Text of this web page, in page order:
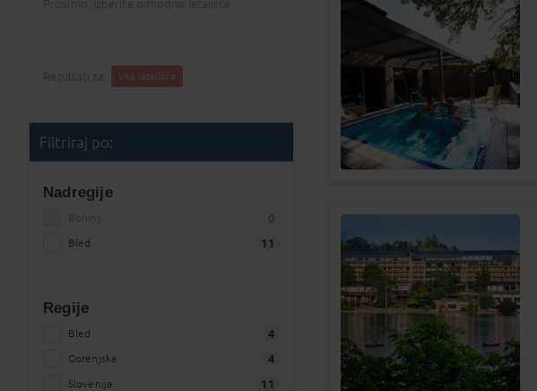
Prosimo, izberite odhodno letališče.
Ljubljana
Dunaj
Munchen
Rezultati za: Vsa letališča
Filtriraj po:
Nadregije
Bohinj
Bled 11
Regije
Bled 4
Gorenjska 4
Slovenija 11